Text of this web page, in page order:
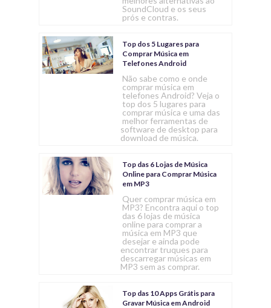
SoundCloud e os seus
prós e contras.
Top dos 5 Lugares para
Comprar Música em
Telefones Android
Não sabe como e onde
comprar música em
telefones Android? Veja o
top dos 5 lugares para
comprar música e uma das
melhor ferramentas de
software de desktop para
download de música.
Top das 6 Lojas de Música
Online para Comprar Música
em MP3
Quer comprar música em
MP3? Encontra aqui o top
das 6 lojas de música
online para comprar a
música em MP3 que
desejar e ainda pode
encontrar truques para
descarregar músicas em
MP3 sem as comprar.
Top das 10 Apps Grátis para
Gravar Música em Android